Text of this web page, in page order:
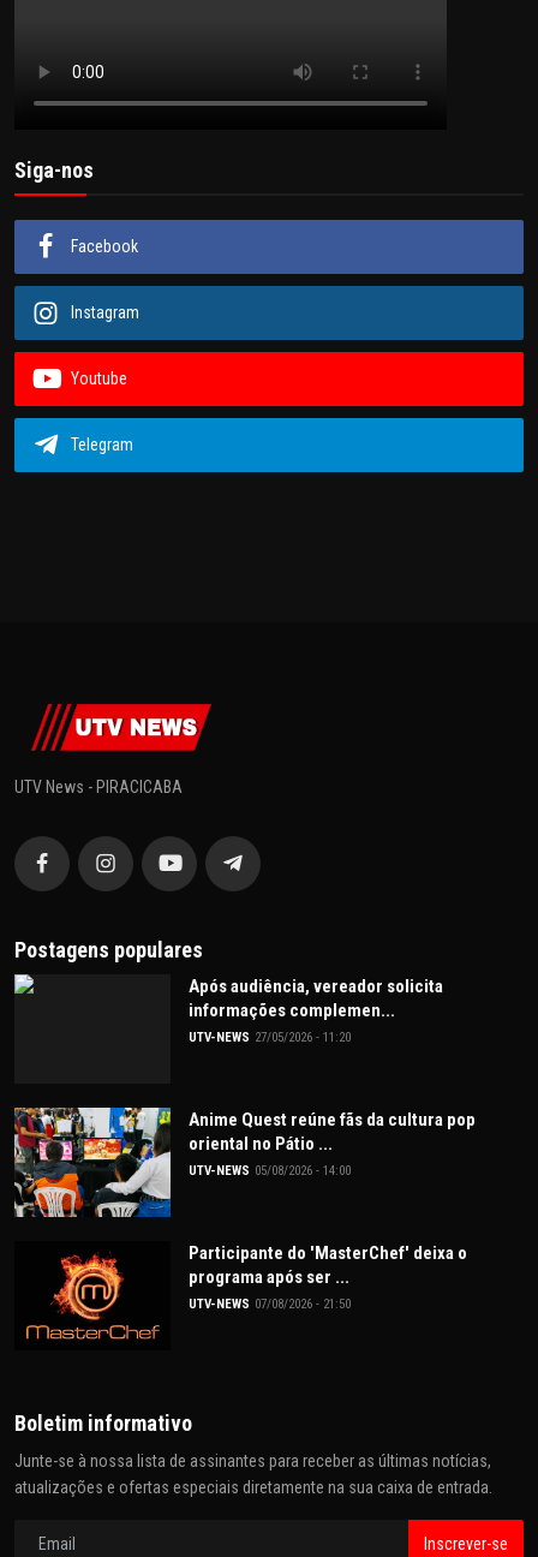
Siga-nos
Facebook
Instagram
Youtube
Telegram
UTV News - PIRACICABA
Postagens populares
Após audiência, vereador solicita
informações complemen...
UTV-NEWS 27/05/2026 - 11:20
Anime Quest reúne fãs da cultura pop
oriental no Pátio ...
UTV-NEWS 05/08/2026 - 14:00
Participante do 'MasterChef' deixa o
programa após ser ...
UTV-NEWS 07/08/2026 - 21:50
Boletim informativo
Junte-se à nossa lista de assinantes para receber as últimas notícias,
atualizações e ofertas especiais diretamente na sua caixa de entrada.
Inscrever-se